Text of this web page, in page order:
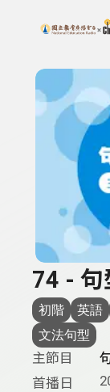
上方功能區
搜尋關鍵字：
74 - 句
初階 英語
文法句型
主節目
首播日